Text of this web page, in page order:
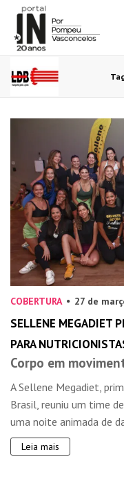
COBERTURA 27 de
SELLENE MEGADIET
PARA
Corpo em
A Sellene Megadiet,
Brasil, reuniu um time
uma noite animada de
Leia mais